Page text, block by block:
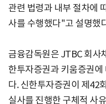
관련 법령과 내부 절차에
사를 수행했다"고 설명했
금융감독원은 JTBC 회사
한투자증권과 키움증권에
다. 신한투자증권이 제42
실사를 진행한 구체적 사